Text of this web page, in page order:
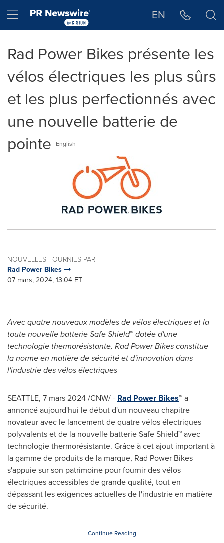
Hamburger menu EN
Rad Power Bikes présente les
vélos électriques les plus sûrs
et les plus perfectionnés avec
une nouvelle batterie de
pointe
English
NOUVELLES FOURNIES PAR
Rad Power Bikes
07 mars, 2024, 13:04 ET
Avec quatre nouveaux modèles de vélos électriques et la
toute nouvelle batterie Safe Shield™dotée d'une
technologie thermorésistante, Rad Power Bikes constitue
la norme en matière de sécurité et d'innovation dans
l'industrie des vélos électriques
SEATTLE, 7 mars 2024/CNW/ - Rad Power Bikes™ a
annoncé aujourd'hui le début d'un nouveau chapitre
novateur avec le lancement de quatre vélos électriques
polyvalents et de la nouvelle batterie Safe Shield™ avec
technologie thermorésistante. Grâce à cet ajout important à
la gamme de produits de la marque, Rad Power Bikes
s'appuie sur son patrimoine pour fournir des vélos
électriques accessibles de grande qualité, tout en
dépassant les exigences actuelles de l'industrie en matière
de sécurité.
Continue Reading